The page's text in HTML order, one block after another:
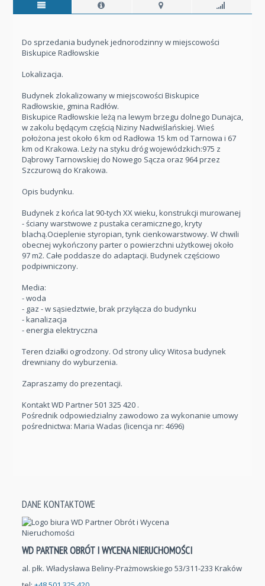
Do sprzedania budynek jednorodzinny w miejscowości
Biskupice Radłowskie
Lokalizacja.
Budynek zlokalizowany w miejscowości Biskupice
Radłowskie, gmina Radłów.
Biskupice Radłowskie leżą na lewym brzegu dolnego Dunajca,
w zakolu będącym częścią Niziny Nadwiślańskiej. Wieś
położona jest około 6 km od Radłowa 15 km od Tarnowa i 67
km od Krakowa. Leży na styku dróg wojewódzkich:975 z
Dąbrowy Tarnowskiej do Nowego Sącza oraz 964 przez
Szczurową do Krakowa.
Opis budynku.
Budynek z końca lat 90-tych XX wieku, konstrukcji murowanej
- ściany warstwowe z pustaka ceramicznego, kryty
blachą.Ocieplenie styropian, tynk cienkowarstwowy. W chwili
obecnej wykończony parter o powierzchni użytkowej około
97 m2. Całe poddasze do adaptacji. Budynek częściowo
podpiwniczony.
Media:
- woda
- gaz - w sąsiedztwie, brak przyłącza do budynku
- kanalizacja
- energia elektryczna
Teren działki ogrodzony. Od strony ulicy Witosa budynek
drewniany do wyburzenia.
Zapraszamy do prezentacji.
Kontakt WD Partner501 325 420 .
Pośrednik odpowiedzialny zawodowo za wykonanie umowy
pośrednictwa: Maria Wadas (licencja nr: 4696)
DANE KONTAKTOWE
WD PARTNER OBRÓT I WYCENA NIERUCHOMOŚCI
al. płk. Władysława Beliny-Prażmowskiego 53/311-233 Kraków